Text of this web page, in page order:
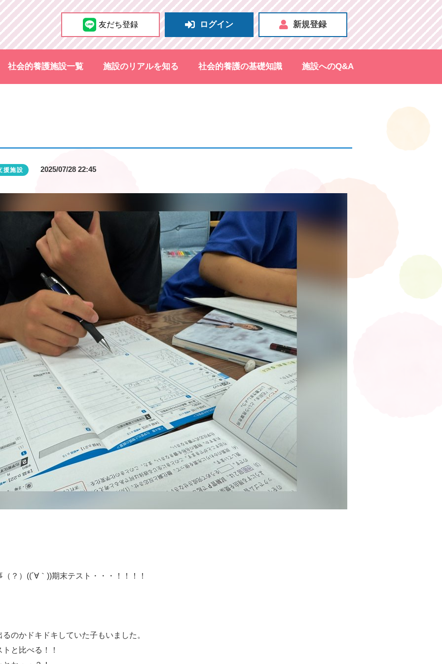
友だち登録 ログイン 新規登録
社会的養護施設一覧 施設のリアルを知る 社会的養護の基礎知識 施設へのQ&A
援施設 2025/07/28 22:45
？）((´∀｀))期末テスト・・・！！！！
のかドキドキしていた子もいました。
と比べる！！